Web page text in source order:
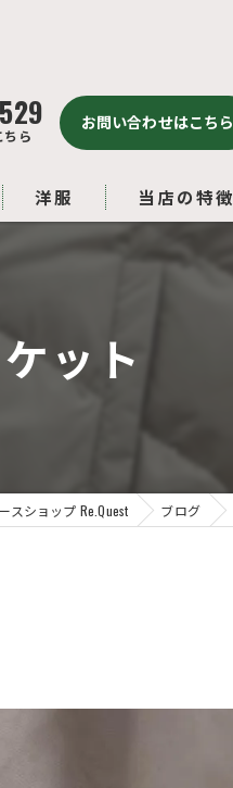
ちら
お問い合わせはこちら
洋服 当店の特徴
バッグ
アクセサリー
ット
ショップ Re.Quest ブログ